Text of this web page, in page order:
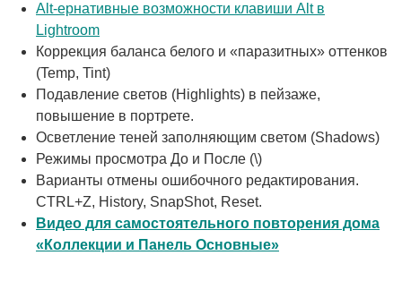
Alt-ернативные возможности клавиши Alt в
Lightroom
Коррекция баланса белого и «паразитных» оттенков
(Temp, Tint)
Подавление светов (Highlights) в пейзаже,
повышение в портрете.
Осветление теней заполняющим светом (Shadows)
Режимы просмотра До и После (\)
Варианты отмены ошибочного редактирования.
CTRL+Z, History, SnapShot, Reset.
Видео для самостоятельного повторения дома
«Коллекции и Панель Основные»